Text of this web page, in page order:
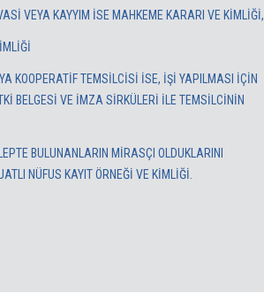
VEYA KAYYIM İSE MAHKEME KARARI VE KİMLİĞİ,
KOOPERATİF TEMSİLCİSİ İSE, İŞİ YAPILMASI İÇİN
BELGESİ VE İMZA SİRKÜLERİ İLE TEMSİLCİNİN
BULUNANLARIN MİRASÇI OLDUKLARINI
NÜFUS KAYIT ÖRNEĞİ VE KİMLİĞİ.